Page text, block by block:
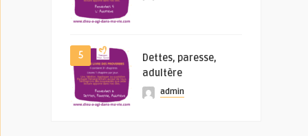
5
Dettes, paresse,
adultère
admin